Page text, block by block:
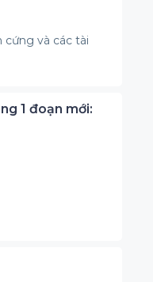
cứng và các tài
1 đoạn mới: